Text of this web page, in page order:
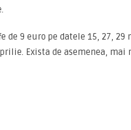
de 9 euro pe datele 15, 27,
Exista de asemenea,